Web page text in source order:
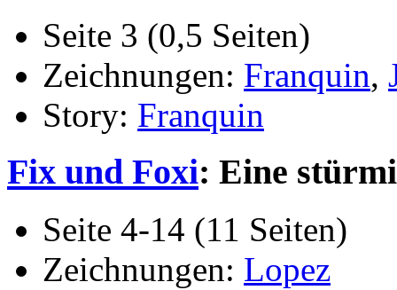
Seite 3 (0,5 Seiten)
Zeichnungen: Franquin,
Story: Franquin
Fix und Foxi: Eine
Seite 4-14 (11 Seiten)
Zeichnungen: Lopez